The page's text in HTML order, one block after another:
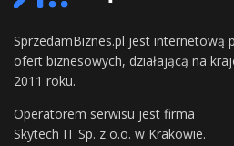
SprzedamBiznes.pl jest internetową
ofert biznesowych, działającą na
2011 roku.
Operatorem serwisu jest firma
Skytech IT Sp. z o.o. w Krakowie.